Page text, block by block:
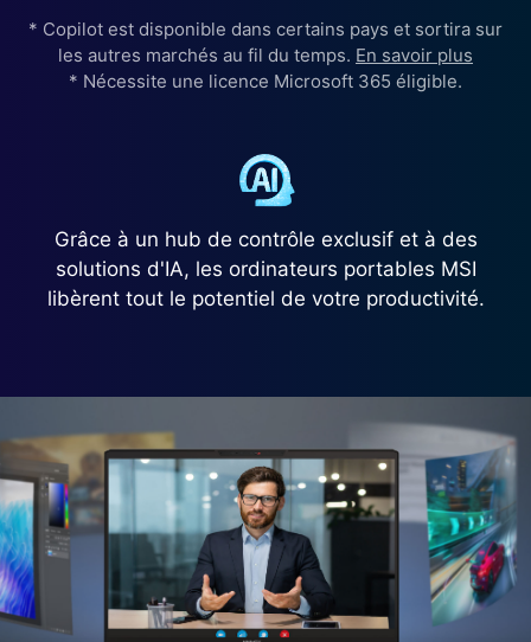
* Copilot est disponible dans certains pays et sortira sur
les autres marchés au fil du temps. En savoir plus
* Nécessite une licence Microsoft 365 éligible.
Grâce à un hub de contrôle exclusif et à des
solutions d'IA, les ordinateurs portables MSI
libèrent tout le potentiel de votre productivité.